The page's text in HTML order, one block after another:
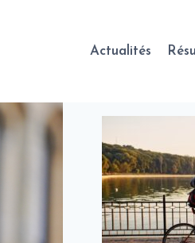
Actualités